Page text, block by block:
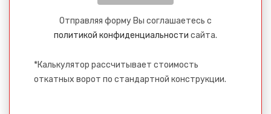
Отправляя форму Вы соглашаетесь с
политикой конфиденциальности сайта.
*Калькулятор рассчитывает стоимость
откатных ворот по стандартной конструкции.